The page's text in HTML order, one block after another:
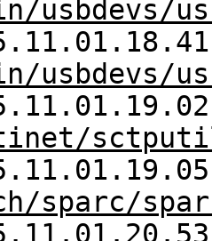
usbdevs/
usbdevs/
sparc/